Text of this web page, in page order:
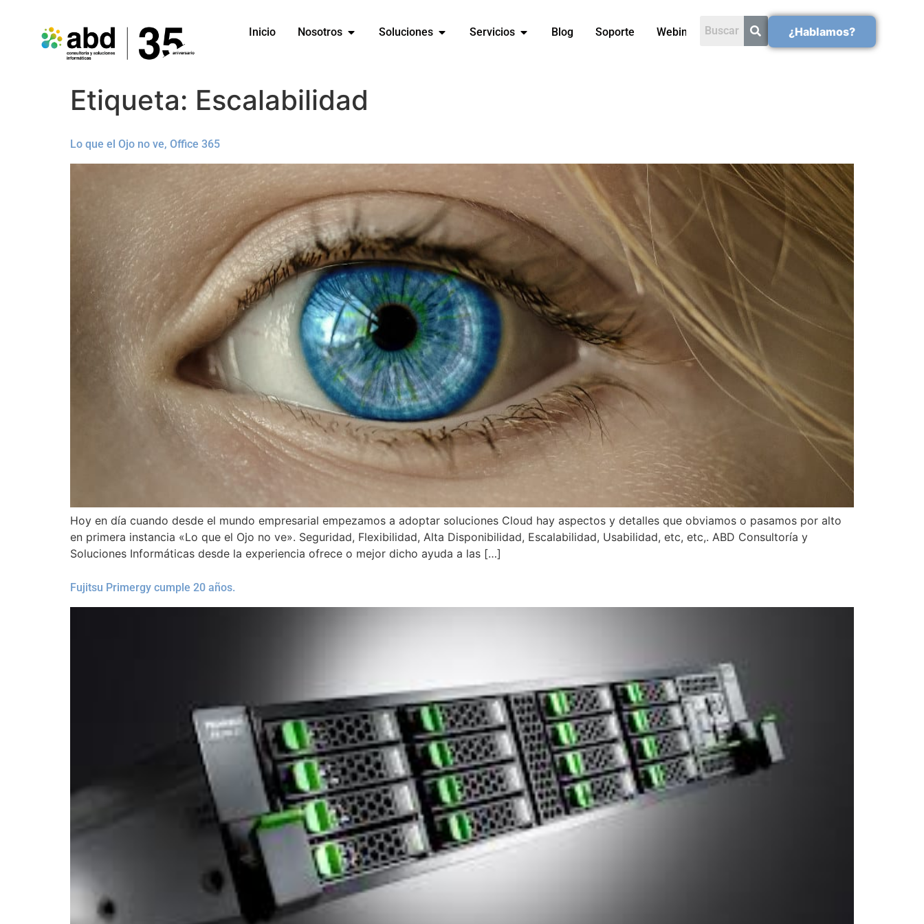
Inicio Nosotros Soluciones Servicios Blog Soporte Webinars ¿Hablamos?
Etiqueta: Escalabilidad
Lo que el Ojo no ve, Office 365
Hoy en día cuando desde el mundo empresarial empezamos a adoptar soluciones Cloud hay aspectos y detalles que obviamos o pasamos por alto
en primera instancia «Lo que el Ojo no ve». Seguridad, Flexibilidad, Alta Disponibilidad, Escalabilidad, Usabilidad, etc, etc,. ABD Consultoría y
Soluciones Informáticas desde la experiencia ofrece o mejor dicho ayuda a las […]
Fujitsu Primergy cumple 20 años.